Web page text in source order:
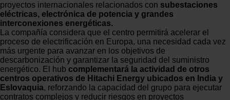
proyectos internacionales relacionados con subestaciones
eléctricas, electrónica de potencia y grandes
interconexiones energéticas.
La compañía considera que el centro permitirá acelerar el
proceso de electrificación en Europa, una necesidad cada vez
más urgente para avanzar en los objetivos de
descarbonización y garantizar la seguridad del suministro
energético. El hub complementará la actividad de otros
centros operativos de Hitachi Energy ubicados en India y
Eslovaquia, reforzando la capacidad del grupo para ejecutar
contratos complejos y reducir riesgos en proyectos